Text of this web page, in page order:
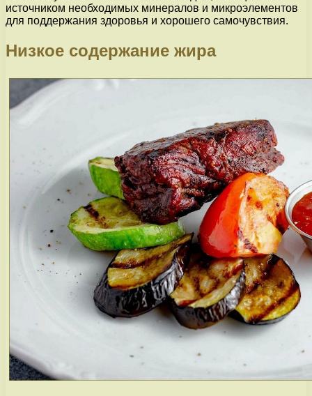
источником необходимых минералов и микроэлементов
для поддержания здоровья и хорошего самочувствия.
Низкое содержание жира